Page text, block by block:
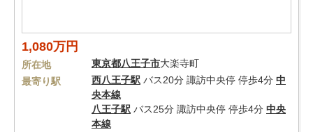
1,080万円
所在地 東京都八王子市大楽寺町
最寄り駅
西八王子駅 バス20分 諏訪中央停 停歩4分 中
央本線
八王子駅 バス25分 諏訪中央停 停歩4分 中央
本線